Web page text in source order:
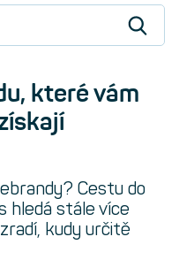
které vám
Cestu do
hledá stále více
kudy určitě